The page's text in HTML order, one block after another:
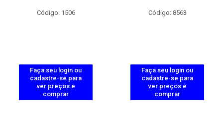
Código: 1506
Faça seu login ou
cadastre-se para
ver preços e
comprar
Código: 8563
Faça seu login ou
cadastre-se para
ver preços e
comprar